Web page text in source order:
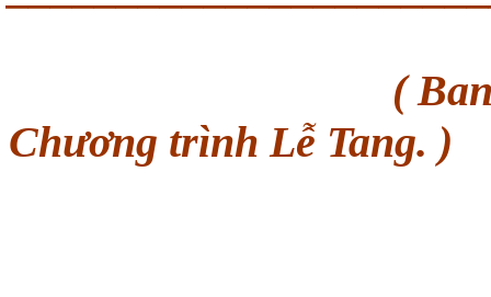
( Ban tổ chức
Chương trình Lễ Tang. )